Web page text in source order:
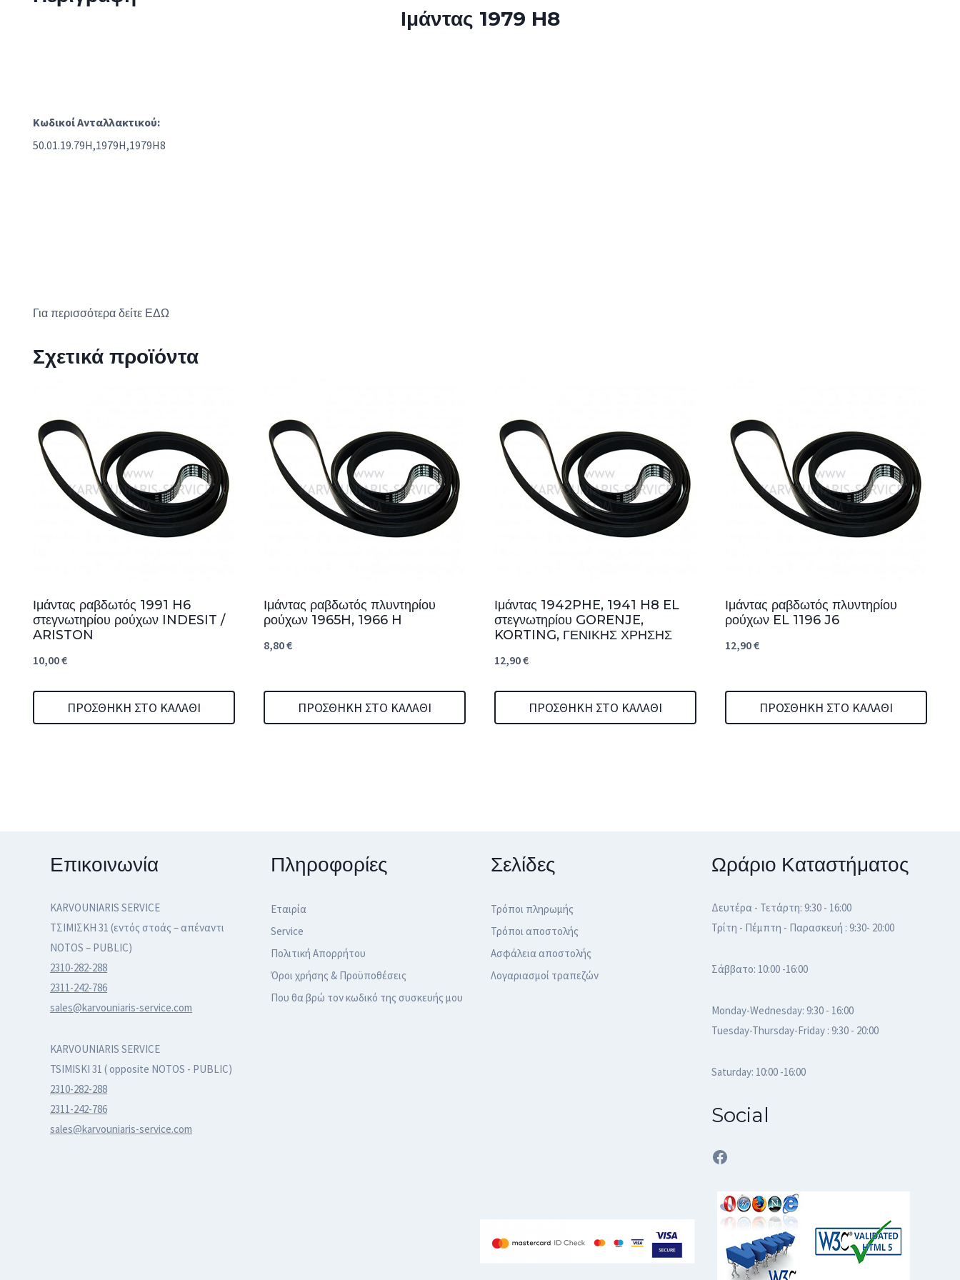
Ιμάντας 1979 H8
Κωδικοί Ανταλλακτικού:
50.01.19.79H,1979H,1979H8
Για περισσότερα δείτε ΕΔΩ
Σχετικά προϊόντα
Ιμάντας ραβδωτός 1991 H6
στεγνωτηρίου ρούχων INDESIT /
ARISTON
10,00€
ΠΡΟΣΘΉΚΗ ΣΤΟ ΚΑΛΆΘΙ
Ιμάντας ραβδωτός πλυντηρίου
ρούχων 1965H, 1966 H
8,80€
ΠΡΟΣΘΉΚΗ ΣΤΟ ΚΑΛΆΘΙ
Ιμάντας 1942PHE, 1941 H8 EL
στεγνωτηρίου GORENJE,
KORTING, ΓΕΝΙΚΗΣ ΧΡΗΣΗΣ
12,90€
ΠΡΟΣΘΉΚΗ ΣΤΟ ΚΑΛΆΘΙ
Ιμάντας ραβδωτός πλυντηρίου
ρούχων EL 1196 J6
12,90€
ΠΡΟΣΘΉΚΗ ΣΤΟ ΚΑΛΆΘΙ
Επικοινωνία
KARVOUNIARIS SERVICE
ΤΣΙΜΙΣΚΗ 31 (εντός στοάς – απέναντι
NOTOS – PUBLIC)
2310-282-288
2311-242-786
sales@karvouniaris-service.com
KARVOUNIARIS SERVICE
TSIMISKI 31 ( opposite NOTOS - PUBLIC)
2310-282-288
2311-242-786
sales@karvouniaris-service.com
Πληροφορίες
Εταιρία
Service
Πολιτική Απορρήτου
Όροι χρήσης & Προϋποθέσεις
Που θα βρώ τον κωδικό της συσκευής μου
Σελίδες
Τρόποι πληρωμής
Τρόποι αποστολής
Ασφάλεια αποστολής
Λογαριασμοί τραπεζών
Ωράριο Καταστήματος
Δευτέρα - Τετάρτη: 9:30 - 16:00
Τρίτη - Πέμπτη - Παρασκευή : 9:30- 20:00
Σάββατο: 10:00 -16:00
Monday-Wednesday: 9:30 - 16:00
Tuesday-Thursday-Friday : 9:30 - 20:00
Saturday: 10:00 -16:00
Social
Facebook